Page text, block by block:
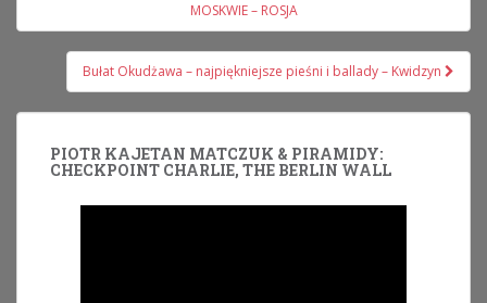
MOSKWIE – ROSJA
Bułat Okudżawa – najpiękniejsze pieśni i ballady – Kwidzyn
PIOTR KAJETAN MATCZUK & PIRAMIDY:
CHECKPOINT CHARLIE, THE BERLIN WALL